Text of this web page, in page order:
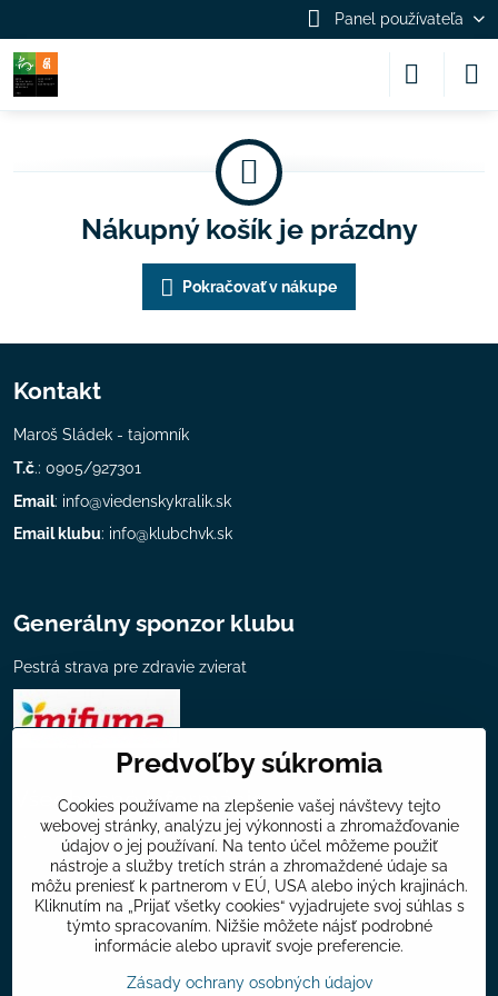
Panel používateľa
Nákupný košík je prázdny
Pokračovať v nákupe
Kontakt
Maroš Sládek - tajomník
T.č.: 0905/927301
Email: info@viedenskykralik.sk
Email klubu: info@klubchvk.sk
Generálny sponzor klubu
Pestrá strava pre zdravie zvierat
Všeobecné informácie
Mapa chovateľov klubu
Ponuka klubu
Príspevky
Predvoľby súkromia
Cookies používame na zlepšenie vašej návštevy tejto
webovej stránky, analýzu jej výkonnosti a zhromažďovanie
údajov o jej používaní. Na tento účel môžeme použiť
nástroje a služby tretích strán a zhromaždené údaje sa
môžu preniesť k partnerom v EÚ, USA alebo iných krajinách.
Kliknutím na „Prijať všetky cookies“ vyjadrujete svoj súhlas s
týmto spracovaním. Nižšie môžete nájsť podrobné
informácie alebo upraviť svoje preferencie.
Zásady ochrany osobných údajov